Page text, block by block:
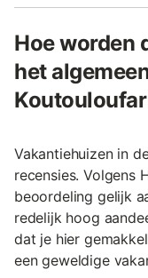
Hoe worden
het
Vakantiehuizen in
recensies. Volgens
beoordeling gelijk
redelijk hoog
dat je hier
een geweldige